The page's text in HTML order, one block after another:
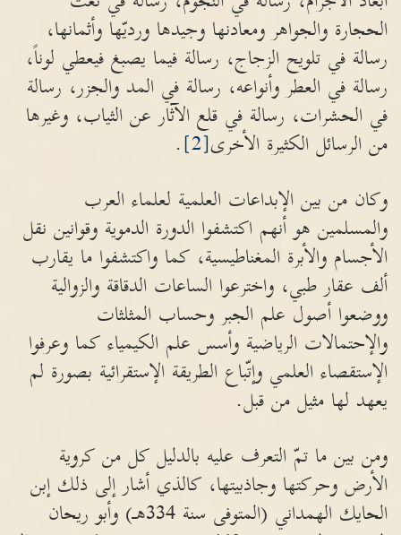
الحجارة والجواهر ومعادنها وجيدها ورديّها وأثمانها،
رسالة في تلويح الزجاج، رسالة فيما يصبغ فيعطي لوناً،
رسالة في العطر وأنواعه، رسالة في المد والجزر، رسالة
في الحشرات، رسالة في قلع الآثار عن الثياب، وغيرها
من الرسائل الكثيرة الأخرى[2]
.
وكان من بين الإبداعات العلمية لعلماء العرب
والمسلمين هو أنهم اكتشفوا الدورة الدموية وقوانين نقل
الأجسام والأبرة المغناطيسية، كما واكتشفوا ما يقارب
ألف عقار طبي، واخترعوا الساعات الدقاقة والزوالية
ووضعوا أصول علم الجبر وحساب المثلثات
والإحتمالات الرياضية وأسس علم الكيمياء كما وعرفوا
الإستقصاء العلمي وإتّباع الطريقة الإستقرائية بصورة لم
يعهد لها مثيل من قبل.
ومن بين ما تمّ التعرف عليه بالدليل كل من كروية
الأرض وحركتها وجاذبيتها، كالذي أشار إلى ذلك إبن
الحايك الهمداني (المتوفى سنة 334هـ) وأبو ريحان